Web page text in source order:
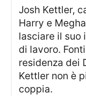
Josh Kettler, capo dello staff di Prince
Harry e
lasciare il suo
di lavoro.
residenza dei
Kettler non è
coppia.